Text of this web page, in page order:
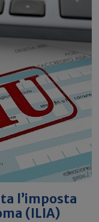
l’imposta
(ILIA)